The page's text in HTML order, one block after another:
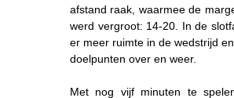
afstand raak, waarmee de
werd vergroot: 14-20. In de
er meer ruimte in de wedstrijd
doelpunten over en weer.
Met nog vijf minuten te